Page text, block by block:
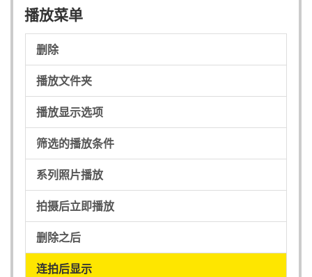
播放菜单
删除
播放文件夹
播放显示选项
筛选的播放条件
系列照片播放
拍摄后立即播放
删除之后
连拍后显示